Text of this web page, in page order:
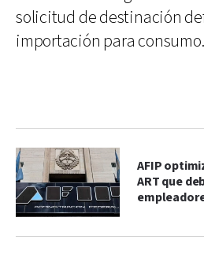
solicitud de destinación
importación para consumo.
AFIP
ART que